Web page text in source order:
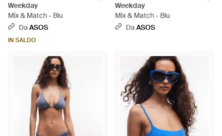
Weekday
Mix & Match - Blu
DaASOS
IN SALDO
Weekday
Mix & Match - Blu
DaASOS